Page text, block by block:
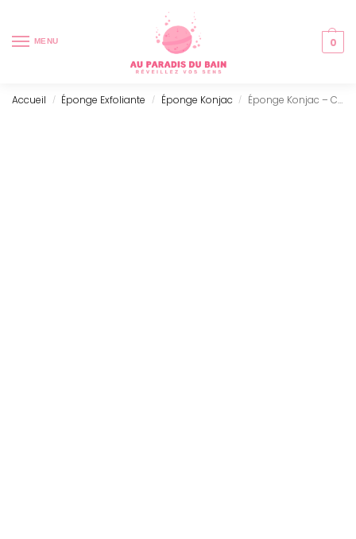
MENU 0
Accueil / Éponge Exfoliante / Éponge Konjac / Éponge Konjac – Curcuma – Anti-rides